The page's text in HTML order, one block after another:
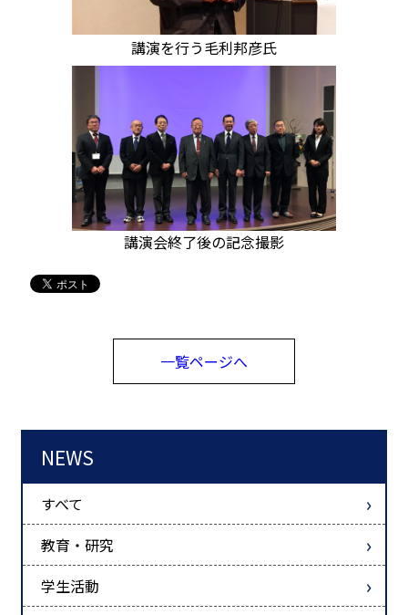
講演を行う毛利邦彦氏
講演会終了後の記念撮影
一覧ページへ
NEWS
すべて
教育・研究
学生活動